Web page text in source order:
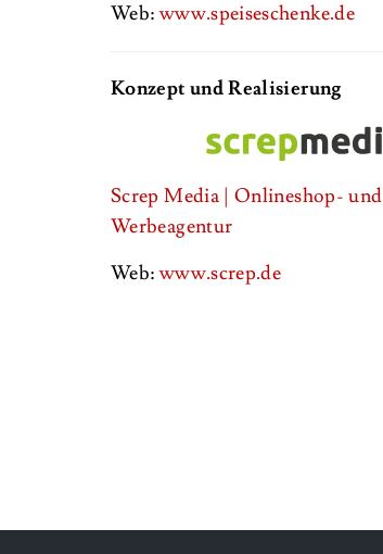
Web:www.speiseschenke.de
Konzept und Realisierung
Screp Media | Onlineshop- und
Werbeagentur
Web:www.screp.de